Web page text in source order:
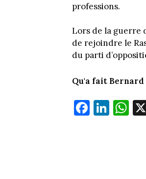
professions.
Lors de la guerre
de rejoindre le
du parti
Qu'a fait
Fa
ce
Li
nk
W
ha